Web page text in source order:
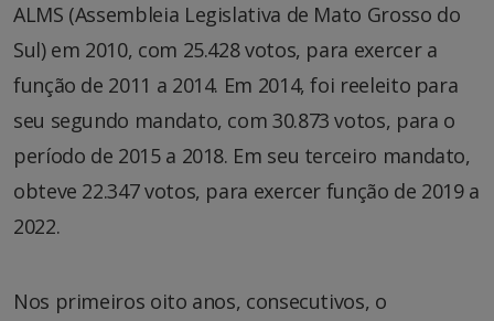
ALMS (Assembleia Legislativa de Mato Grosso do
Sul) em 2010, com 25.428 votos, para exercer a
função de 2011 a 2014. Em 2014, foi reeleito para
seu segundo mandato, com 30.873 votos, para o
período de 2015 a 2018. Em seu terceiro mandato,
obteve 22.347 votos, para exercer função de 2019 a
2022.
Nos primeiros oito anos, consecutivos, o